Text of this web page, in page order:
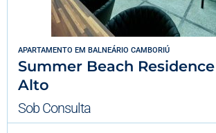
APARTAMENTO EM BALNEÁRIO CAMBORIÚ
Summer Beach
Alto
Sob Consulta